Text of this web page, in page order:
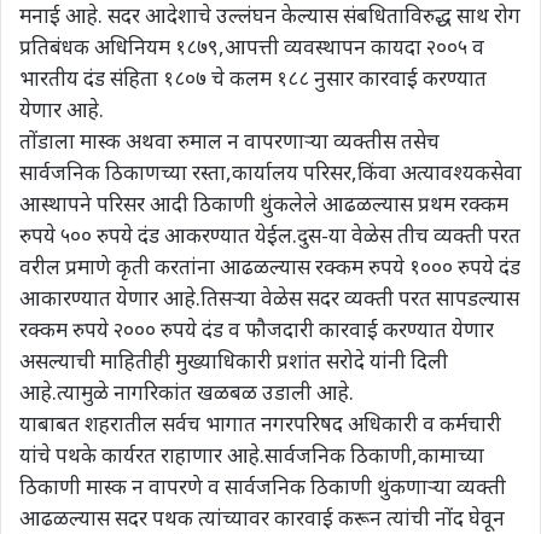
मनाई आहे. सदर आदेशाचे उल्लंघन केल्यास संबधिताविरुद्ध साथ रोग
प्रतिबंधक अधिनियम १८७९,आपत्ती व्यवस्थापन कायदा २००५ व
भारतीय दंड संहिता १८०७ चे कलम १८८ नुसार कारवाई करण्यात
येणार आहे.
तोंडाला मास्क अथवा रुमाल न वापरणाऱ्या व्यक्तीस तसेच
सार्वजनिक ठिकाणच्या रस्ता,कार्यालय परिसर,किंवा अत्यावश्यकसेवा
आस्थापने परिसर आदी ठिकाणी थुंकलेले आढळल्यास प्रथम रक्कम
रुपये ५०० रुपये दंड आकरण्यात येईल.दुस-या वेळेस तीच व्यक्ती परत
वरील प्रमाणे कृती करतांना आढळल्यास रक्कम रुपये १००० रुपये दंड
आकारण्यात येणार आहे.तिसऱ्या वेळेस सदर व्यक्ती परत सापडल्यास
रक्कम रुपये २००० रुपये दंड व फौजदारी कारवाई करण्यात येणार
असल्याची माहितीही मुख्याधिकारी प्रशांत सरोदे यांनी दिली
आहे.त्यामुळे नागरिकांत खळबळ उडाली आहे.
याबाबत शहरातील सर्वच भागात नगरपरिषद अधिकारी व कर्मचारी
यांचे पथके कार्यरत राहाणार आहे.सार्वजनिक ठिकाणी,कामाच्या
ठिकाणी मास्क न वापरणे व सार्वजनिक ठिकाणी थुंकणाऱ्या व्यक्ती
आढळल्यास सदर पथक त्यांच्यावर कारवाई करून त्यांची नोंद घेवून